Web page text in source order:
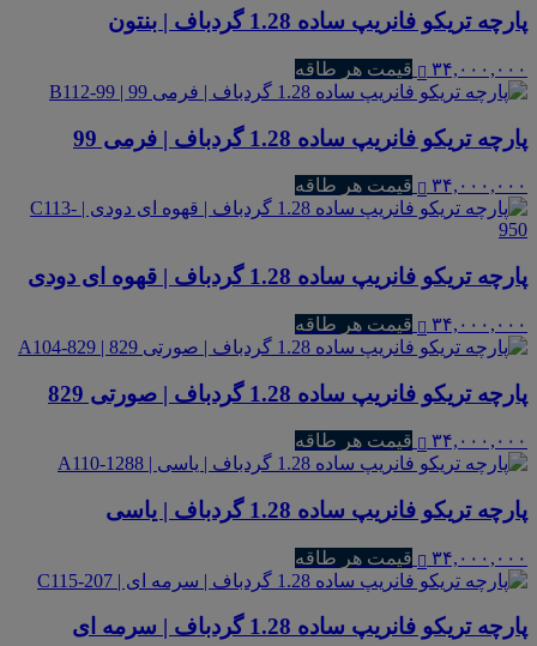
پارچه تریکو فانریپ ساده 1.28 گردباف | بنتون
۳۴,۰۰۰,۰۰۰ قیمت هر طاقه
پارچه تریکو فانریپ ساده 1.28 گردباف | فرمی 99
۳۴,۰۰۰,۰۰۰ قیمت هر طاقه
پارچه تریکو فانریپ ساده 1.28 گردباف | قهوه ای دودی
۳۴,۰۰۰,۰۰۰ قیمت هر طاقه
پارچه تریکو فانریپ ساده 1.28 گردباف | صورتی 829
۳۴,۰۰۰,۰۰۰ قیمت هر طاقه
پارچه تریکو فانریپ ساده 1.28 گردباف | یاسی
۳۴,۰۰۰,۰۰۰ قیمت هر طاقه
پارچه تریکو فانریپ ساده 1.28 گردباف | سرمه ای